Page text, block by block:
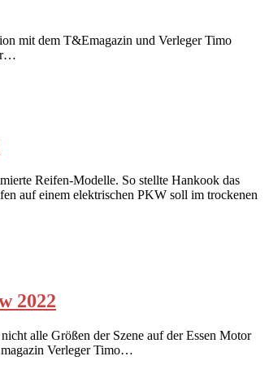
mit dem T&Emagazin und Verleger Timo
Reifen-Modelle. So stellte Hankook das
auf einem elektrischen PKW soll im trockenen
2022
alle Größen der Szene auf der Essen Motor
Verleger Timo…